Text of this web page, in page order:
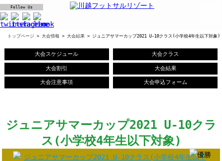
Follow Us
トップページ> 大会情報 > 大会結果> ジュニアサマーカップ2021 U-10クラス(小学校4年生以下対象)
大会スケジュール 大会クラス
大会割引 大会結果
大会注意事項 大会申込フォーム
ジュニアサマーカップ2021 U-10クラ
ス(小学校4年生以下対象)